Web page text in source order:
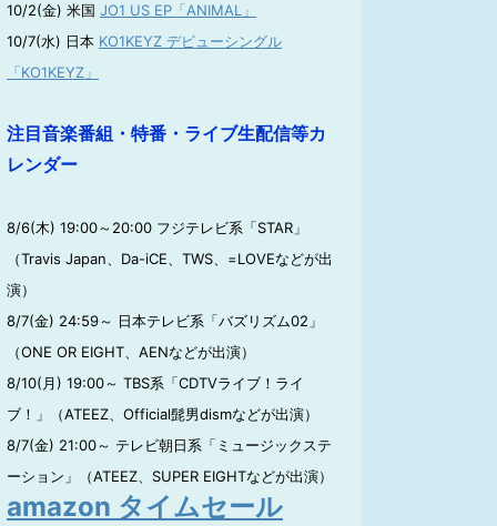
10/2(金) 米国 JO1 US EP「ANIMAL」
10/7(水) 日本 KO1KEYZ デビューシングル
「KO1KEYZ」
注目音楽番組・特番・ライブ生配信等カ
レンダー
8/6(木) 19:00～20:00 フジテレビ系「STAR」
（Travis Japan、Da-iCE、TWS、=LOVEなどが出
演）
8/7(金) 24:59～ 日本テレビ系「バズリズム02」
（ONE OR EIGHT、AENなどが出演）
8/10(月) 19:00～ TBS系「CDTVライブ！ライ
ブ！」（ATEEZ、Official髭男dismなどが出演）
8/7(金) 21:00～ テレビ朝日系「ミュージックステ
ーション」（ATEEZ、SUPER EIGHTなどが出演）
amazon タイムセール